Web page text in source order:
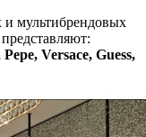
мультибрендовых
Versace, Guess,